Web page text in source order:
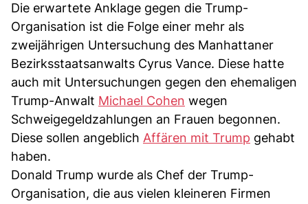
Die erwartete Anklage gegen die Trump-
Organisation ist die Folge einer mehr als
zweijährigen Untersuchung des Manhattaner
Bezirksstaatsanwalts Cyrus Vance. Diese hatte
auch mit Untersuchungen gegen den ehemaligen
Trump-Anwalt Michael Cohen wegen
Schweigegeldzahlungen an Frauen begonnen.
Diese sollen angeblich Affären mit Trump gehabt
haben.
Donald Trump wurde als Chef der Trump-
Organisation, die aus vielen kleineren Firmen